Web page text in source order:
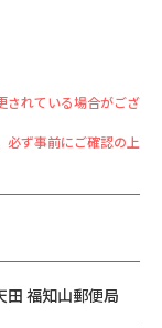
されている場合がござ
必ず事前にご確認の上
田 福知山郵便局